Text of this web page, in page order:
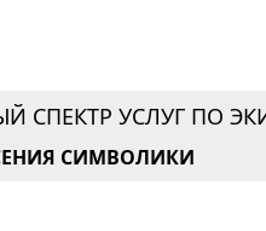
СПЕКТР УСЛУГ ПО
СИМВОЛИКИ